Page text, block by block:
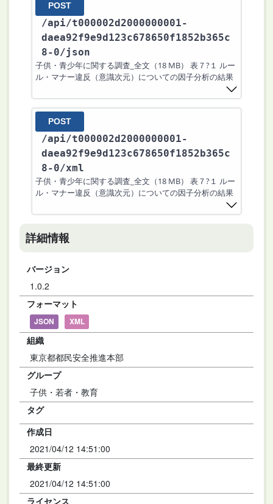
POST
/api/t000002d2000000001-
daea92f9e9d123c678650f1852b365c
8-0/json
子供・青少年に関する調査_全文（18 MB） 表７?１ ルー
ル・マナー違反（意識次元）についての因子分析の結果
POST
/api/t000002d2000000001-
daea92f9e9d123c678650f1852b365c
8-0/xml
子供・青少年に関する調査_全文（18 MB） 表７?１ ルー
ル・マナー違反（意識次元）についての因子分析の結果
詳細情報
バージョン
1.0.2
フォーマット
JSON XML
組織
東京都都民安全推進本部
グループ
子供・若者・教育
タグ
作成日
2021/04/12 14:51:00
最終更新
2021/04/12 14:51:00
ライセンス